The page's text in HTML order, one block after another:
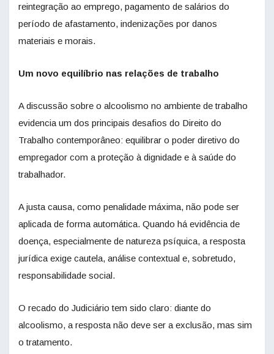
reintegração ao emprego, pagamento de salários do
período de afastamento, indenizações por danos
materiais e morais.
Um novo equilíbrio nas relações de trabalho
A discussão sobre o alcoolismo no ambiente de trabalho
evidencia um dos principais desafios do Direito do
Trabalho contemporâneo: equilibrar o poder diretivo do
empregador com a proteção à dignidade e à saúde do
trabalhador.
A justa causa, como penalidade máxima, não pode ser
aplicada de forma automática. Quando há evidência de
doença, especialmente de natureza psíquica, a resposta
jurídica exige cautela, análise contextual e, sobretudo,
responsabilidade social.
O recado do Judiciário tem sido claro: diante do
alcoolismo, a resposta não deve ser a exclusão, mas sim
o tratamento.